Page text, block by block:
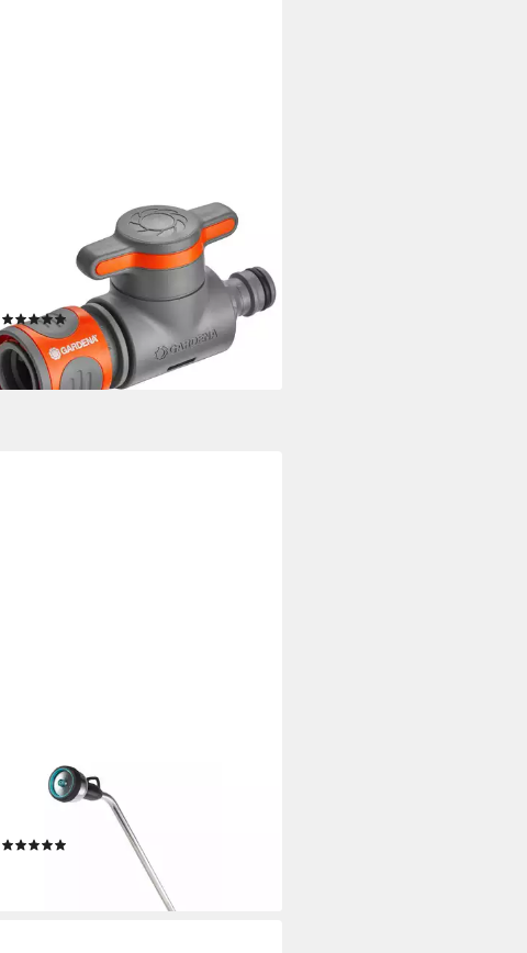
Bewässerungssystem GARDENA
Regulierventil: Wasserdurchfluss &
Reichweite stufenlos
(3)
ab 18,28 €
lieferbar - in 3-4 Werktagen bei dir
GARDENA
Gartendusche GARDENA Premium
lieferbar - in 4-5 Werktagen bei dir